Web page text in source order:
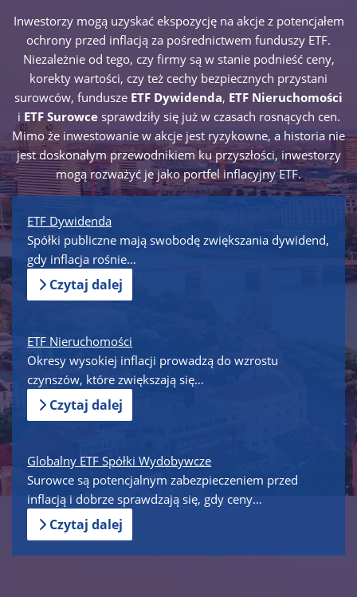
Inwestorzy mogą uzyskać ekspozycję na akcje z potencjałem
ochrony przed inflacją za pośrednictwem funduszy ETF.
Niezależnie od tego, czy firmy są w stanie podnieść ceny,
korekty wartości, czy też cechy bezpiecznych przystani
surowców, fundusze ETF Dywidenda, ETF Nieruchomości
i ETF Surowcesprawdziły się już w czasach rosnących cen.
Mimo że inwestowanie w akcje jest ryzykowne, a historia nie
jest doskonałym przewodnikiem ku przyszłości, inwestorzy
mogą rozważyć je jako portfel inflacyjny ETF.
ETF Dywidenda
Spółki publiczne mają swobodę zwiększania dywidend,
gdy inflacja rośnie…
Czytaj dalej
ETF Nieruchomości
Okresy wysokiej inflacji prowadzą do wzrostu
czynszów, które zwiększają się…
Czytaj dalej
Globalny ETF Spółki Wydobywcze
Surowce są potencjalnym zabezpieczeniem przed
inflacją i dobrze sprawdzają się, gdy ceny…
Czytaj dalej